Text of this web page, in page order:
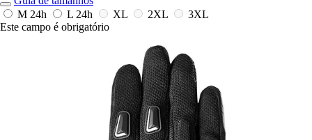
M 24h L 24h XL 2XL
3XL
Este campo é obrigatório